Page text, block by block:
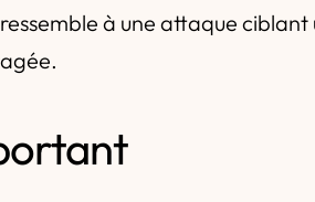
à une attaque ciblant